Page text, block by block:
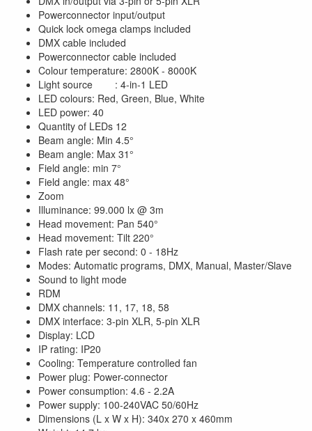
Powerconnector input/output
Quick lock omega clamps included
DMX cable included
Powerconnector cable included
Colour temperature: 2800K - 8000K
Light source : 4-in-1 LED
LED colours: Red, Green, Blue, White
LED power: 40
Quantity of LEDs 12
Beam angle: Min 4.5°
Beam angle: Max 31°
Field angle: min 7°
Field angle: max 48°
Zoom
Illuminance: 99.000 lx @ 3m
Head movement: Pan 540°
Head movement: Tilt 220°
Flash rate per second: 0 - 18Hz
Modes: Automatic programs, DMX, Manual, Master/Slave
Sound to light mode
RDM
DMX channels: 11, 17, 18, 58
DMX interface: 3-pin XLR, 5-pin XLR
Display: LCD
IP rating: IP20
Cooling: Temperature controlled fan
Power plug: Power-connector
Power consumption: 4.6 - 2.2A
Power supply: 100-240VAC 50/60Hz
Dimensions (L x W x H): 340x 270 x 460mm